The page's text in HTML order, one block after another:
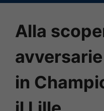
Alla
in